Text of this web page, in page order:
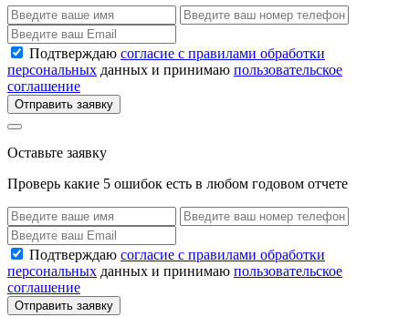
Подтверждаю согласие с правилами обработки
персональных данных и принимаю пользовательское
соглашение
Отправить заявку
Оставьте заявку
Проверь какие 5 ошибок есть в любом годовом отчете
Подтверждаю согласие с правилами обработки
персональных данных и принимаю пользовательское
соглашение
Отправить заявку